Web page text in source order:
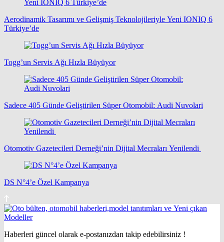
Aerodinamik Tasarımı ve Gelişmiş Teknolojileriyle Yeni IONIQ 6
Türkiye’de
Togg’un Servis Ağı Hızla Büyüyor
Sadece 405 Günde Geliştirilen Süper Otomobil: Audi Nuvolari
Otomotiv Gazetecileri Derneği’nin Dijital Mecraları Yenilendi
DS N°4’e Özel Kampanya
Haberleri güncel olarak e-postanızdan takip edebilirsiniz !